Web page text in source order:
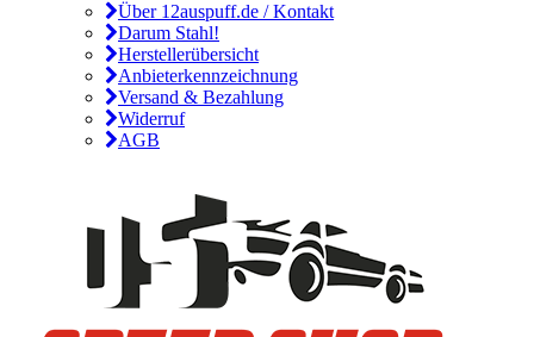
Über 12auspuff.de / Kontakt
Darum Stahl!
Herstellerübersicht
Anbieterkennzeichnung
Versand & Bezahlung
Widerruf
AGB